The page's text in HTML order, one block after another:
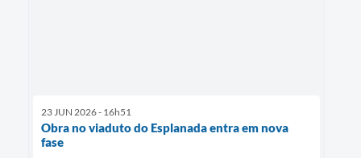
23 JUN 2026 - 16h51
Obra no viaduto do Esplanada entra em nova
fase